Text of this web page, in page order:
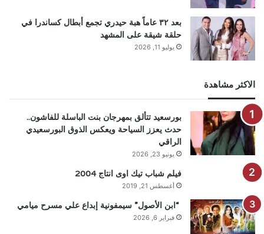
بعد ٣٢ عاماً هبة حيدري تجمع أبطال كساندرا في
حلقة شيقة على المشهد
يوليو 11, 2026
الاكثر مشاهدة
بورسعيد تتألق بمهرجان بنت الباسلة للفاشون..
حدث يعزز السياحة ويعكس الذوق البورسعيدي
الراقي
يونيو 23, 2026
فيلم شباب تيك اوى انتاج 2004
أغسطس 21, 2019
“ابن الأصول” سيمفونية إبداع علي مسرح ميامي
فبراير 6, 2026